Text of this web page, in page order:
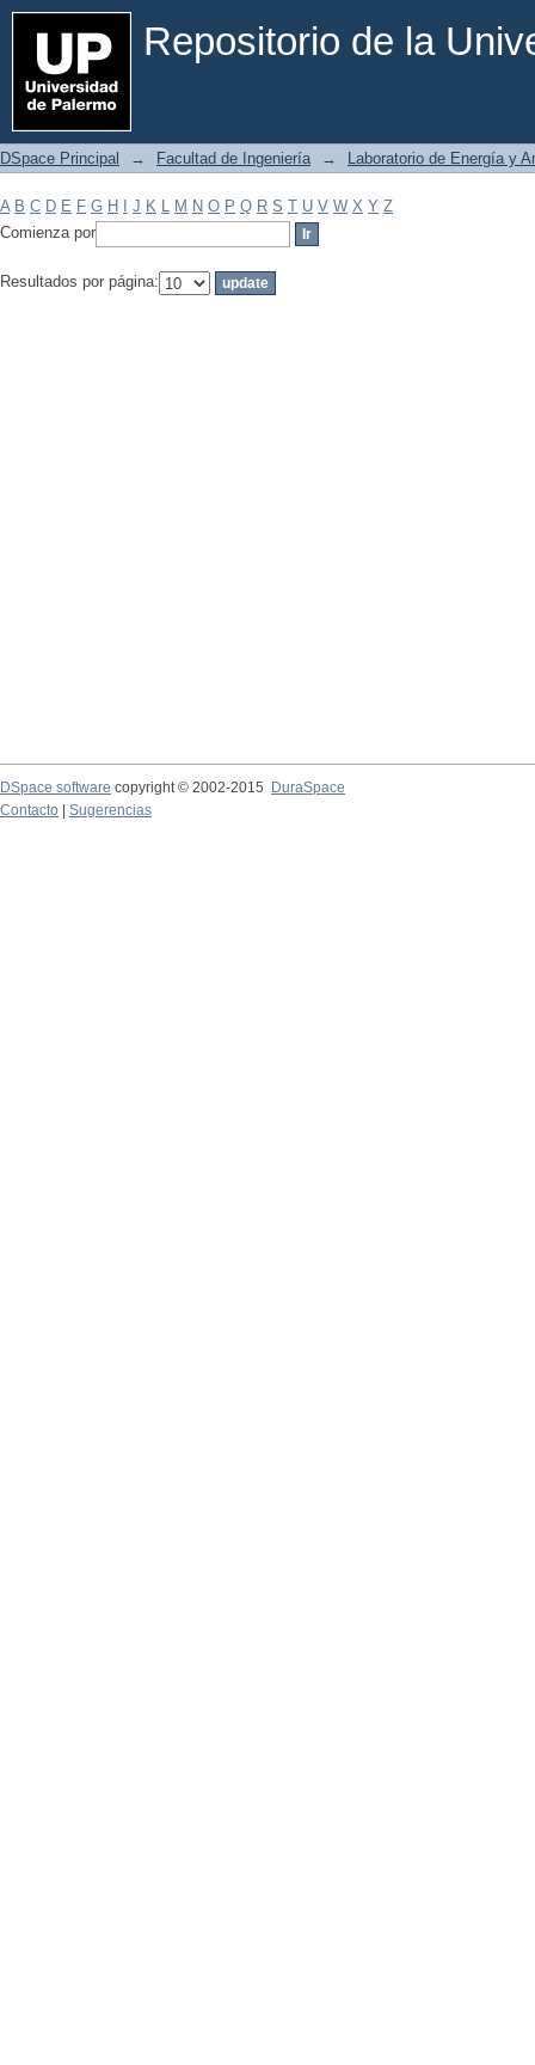
Repositorio de la
Filtrar por: Materia
DSpace Principal → Facultad de Ingeniería → Laboratorio de Energía y
A B C D E F G H J K L M N O P Q R S T U V W X Y Z
Comienza por
Resultados por página:
DSpace software copyright © 2002-2015
DuraSpace
Contacto
Sugerencias